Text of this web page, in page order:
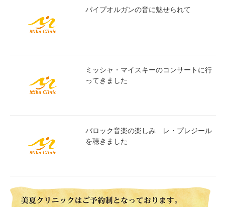
パイプオルガンの音に魅せられて
ミッシャ・マイスキーのコンサートに行
ってきました
バロック音楽の楽しみ レ・プレジール
を聴きました